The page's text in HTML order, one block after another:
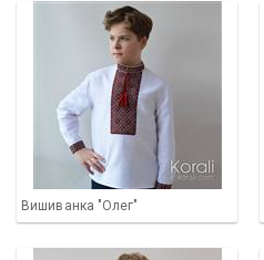
Вишиванка "Олег"